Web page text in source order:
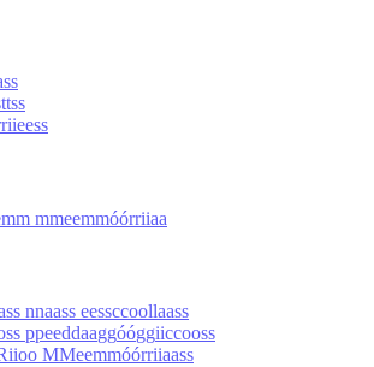
ss
ttss
riieess
mm mmeemmóórriiaa
ss nnaass eessccoollaass
ss ppeeddaaggóóggiiccooss
iioo MMeemmóórriiaass